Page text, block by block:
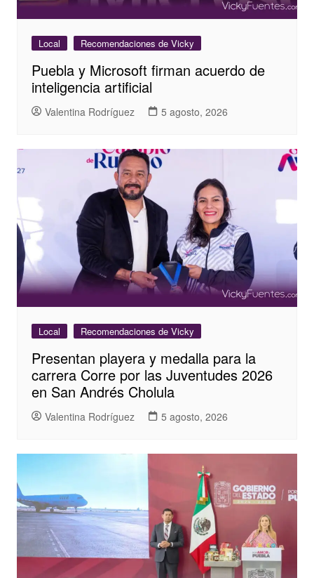
Local Recomendaciones de Vicky
Puebla y Microsoft firman acuerdo de
inteligencia artificial
Valentina Rodríguez 5 agosto, 2026
Local Recomendaciones de Vicky
Presentan playera y medalla para la
carrera Corre por las Juventudes 2026
en San Andrés Cholula
Valentina Rodríguez 5 agosto, 2026